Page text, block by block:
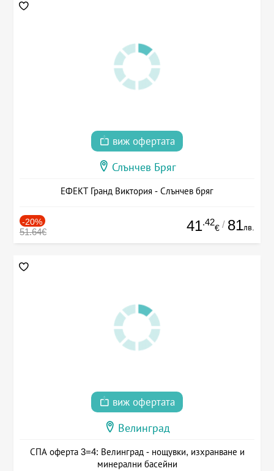
виж офертата
Слънчев Бряг
ЕФЕКТ Гранд Виктория - Слънчев бряг
-20%
51.64€ 41.42
€ / 81лв.
виж офертата
Велинград
СПА оферта 3=4: Велинград - нощувки, изхранване и
минерални басейни